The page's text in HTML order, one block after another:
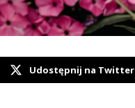
Udostępnij na Twitter